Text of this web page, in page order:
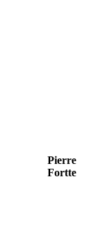
Pierre
Fortte